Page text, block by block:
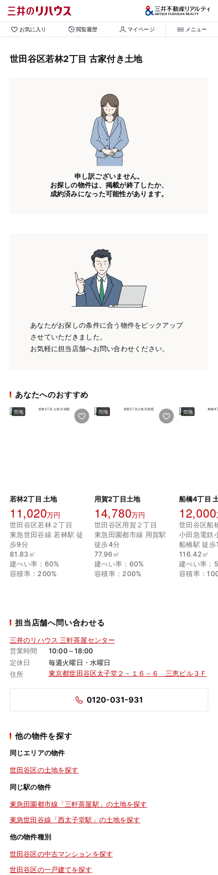
お気に入り 閲覧履歴 マイページ メニュー
世田谷区若林2丁目 古家付き土地
申し訳ございません。
お探しの物件は、掲載が終了したか、
成約済みになった可能性があります。
あなたがお探しの条件に合う物件をピックアップ
させていただきました。
お気軽に担当店舗へお問い合わせください。
あなたへのおすすめ
売地
若林2丁目 土地
11,020万円
世田谷区若林２丁目
東急世田谷線 若林駅 徒
歩9分
81.83㎡
建ぺい率：60%
容積率：200%
売地
用賀2丁目土地
14,780万円
世田谷区用賀２丁目
東急田園都市線 用賀駅
徒歩4分
77.96㎡
建ぺい率：60%
容積率：200%
売地
船橋4丁目
12,000
世田谷区船
小田急電鉄
船橋駅 徒歩
116.42㎡
建ぺい率：
容積率：
担当店舗へ問い合わせる
三井のリハウス 三軒茶屋センター
営業時間
10:00～18:00
定休日
毎週火曜日・水曜日
住所
東京都世田谷区太子堂２－１６－６ 三恵ビル３Ｆ
0120-031-931
他の物件を探す
同じエリアの物件
世田谷区の土地を探す
同じ駅の物件
東急田園都市線「三軒茶屋駅」の土地を探す
東急世田谷線「西太子堂駅」の土地を探す
他の物件種別
世田谷区の中古マンションを探す
世田谷区の一戸建てを探す